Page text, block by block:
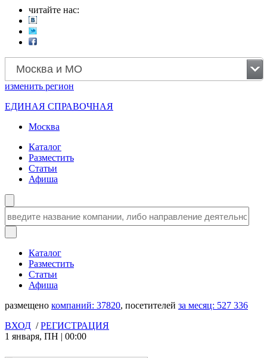
читайте нас:
Москва и МО
изменить регион
ЕДИНАЯ СПРАВОЧНАЯ
Москва
Каталог
Разместить
Статьи
Афиша
Каталог
Разместить
Статьи
Афиша
размещено компаний: 37820, посетителей за месяц: 527 336
ВХОД /РЕГИСТРАЦИЯ
1 января, ПН | 00:00